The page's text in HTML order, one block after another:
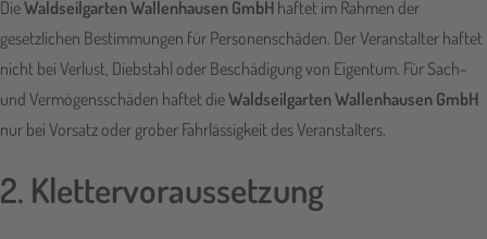
DieWaldseilgarten Wallenhausen GmbH haftet im Rahmen der
gesetzlichen Bestimmungen für Personenschäden. Der Veranstalter haftet
nicht bei Verlust, Diebstahl oder Beschädigung von Eigentum. Für Sach-
und Vermögensschäden haftet dieWaldseilgarten Wallenhausen GmbH
nur bei Vorsatz oder grober Fahrlässigkeit des Veranstalters.
2. Klettervoraussetzung